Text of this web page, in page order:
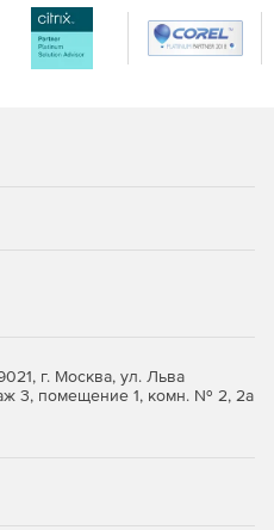
деревянные конструкции,
расчетные
и пластин.
листа настила и
сопротивления
г. Москва, ул. Льва
3, помещение 1, комн. № 2, 2а